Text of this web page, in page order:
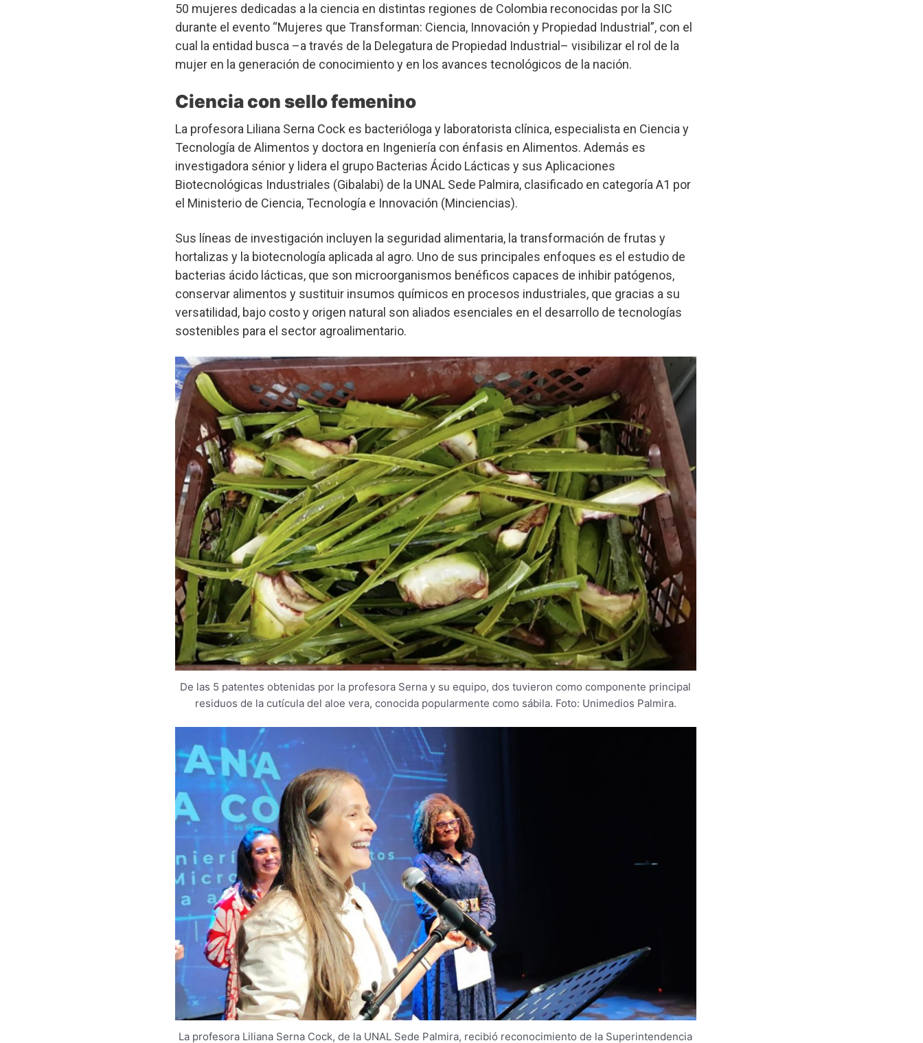
50 mujeres dedicadas a la ciencia en distintas regiones de Colombia reconocidas por la SIC
durante el evento “Mujeres que Transforman: Ciencia, Innovación y Propiedad Industrial”, con el
cual la entidad busca –a través de la Delegatura de Propiedad Industrial– visibilizar el rol de la
mujer en la generación de conocimiento y en los avances tecnológicos de la nación.
Ciencia con sello femenino
La profesora Liliana Serna Cock es bacterióloga y laboratorista clínica, especialista en Ciencia y
Tecnología de Alimentos y doctora en Ingeniería con énfasis en Alimentos. Además es
investigadora sénior y lidera el grupo Bacterias Ácido Lácticas y sus Aplicaciones
Biotecnológicas Industriales (Gibalabi) de la UNAL Sede Palmira, clasificado en categoría A1 por
el Ministerio de Ciencia, Tecnología e Innovación (Minciencias).
Sus líneas de investigación incluyen la seguridad alimentaria, la transformación de frutas y
hortalizas y la biotecnología aplicada al agro. Uno de sus principales enfoques es el estudio de
bacterias ácido lácticas, que son microorganismos benéficos capaces de inhibir patógenos,
conservar alimentos y sustituir insumos químicos en procesos industriales, que gracias a su
versatilidad, bajo costo y origen natural son aliados esenciales en el desarrollo de tecnologías
sostenibles para el sector agroalimentario.
De las 5 patentes obtenidas por la profesora Serna y su equipo, dos tuvieron como componente principal
residuos de la cutícula del aloe vera, conocida popularmente como sábila. Foto: Unimedios Palmira.
La profesora Liliana Serna Cock, de la UNAL Sede Palmira, recibió reconocimiento de la Superintendencia